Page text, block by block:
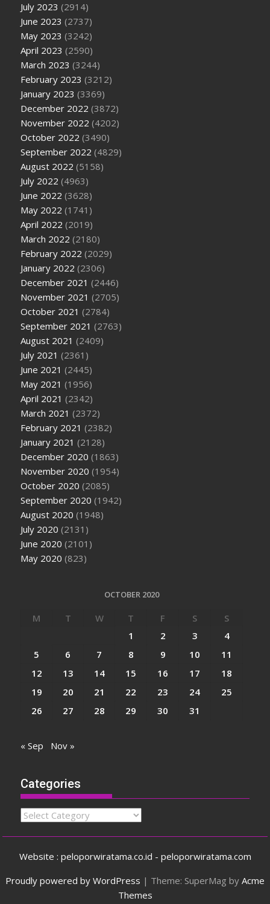
July 2023 (2914)
June 2023 (2737)
May 2023 (3242)
April 2023 (2590)
March 2023 (3244)
February 2023 (3212)
January 2023 (3369)
December 2022 (3872)
November 2022 (4202)
October 2022 (3490)
September 2022 (4829)
August 2022 (5158)
July 2022 (4963)
June 2022 (3628)
May 2022 (1741)
April 2022 (2019)
March 2022 (2180)
February 2022 (2029)
January 2022 (2306)
December 2021 (2446)
November 2021 (2705)
October 2021 (2784)
September 2021 (2763)
August 2021 (2409)
July 2021 (2361)
June 2021 (2445)
May 2021 (1956)
April 2021 (2342)
March 2021 (2372)
February 2021 (2382)
January 2021 (2128)
December 2020 (1863)
November 2020 (1954)
October 2020 (2085)
September 2020 (1942)
August 2020 (1948)
July 2020 (2131)
June 2020 (2101)
May 2020 (823)
OCTOBER 2020
M T W T F S
S
1
2 3
4
5
6 7 8 9 10
11
12
13 14 15 16 17
18
19
20 21 22 23 24
25
26
27 28 29 30 31
« Sep Nov »
Categories
Categories
Website : peloporwiratama.co.id - peloporwiratama.com
Proudly powered by WordPress | Theme: SuperMag by Acme
Themes